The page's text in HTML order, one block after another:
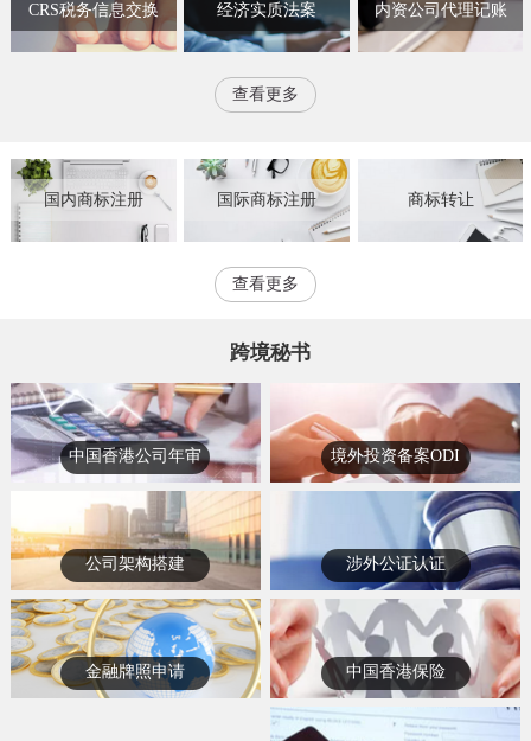
CRS税务信息交换 经济实质法案 内资公司代理记账
查看更多
国内商标注册 国际商标注册 商标转让
查看更多
跨境秘书
中国香港公司年审 境外投资备案ODI
公司架构搭建 涉外公证认证
金融牌照申请 中国香港保险